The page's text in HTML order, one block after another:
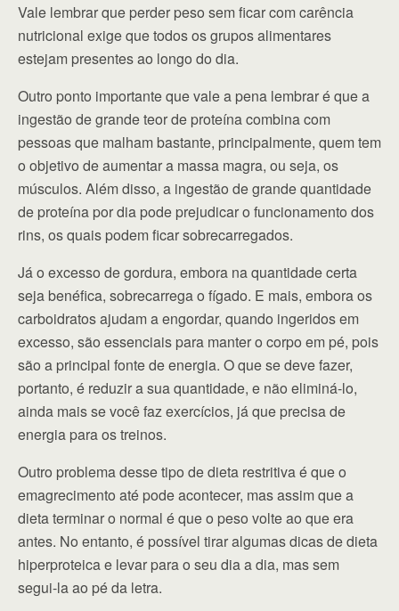
Vale lembrar que perder peso sem ficar com carência
nutricional exige que todos os grupos alimentares
estejam presentes ao longo do dia.
Outro ponto importante que vale a pena lembrar é que a
ingestão de grande teor de proteína combina com
pessoas que malham bastante, principalmente, quem tem
o objetivo de aumentar a massa magra, ou seja, os
músculos. Além disso, a ingestão de grande quantidade
de proteína por dia pode prejudicar o funcionamento dos
rins, os quais podem ficar sobrecarregados.
Já o excesso de gordura, embora na quantidade certa
seja benéfica, sobrecarrega o fígado. E mais, embora os
carboidratos ajudam a engordar, quando ingeridos em
excesso, são essenciais para manter o corpo em pé, pois
são a principal fonte de energia. O que se deve fazer,
portanto, é reduzir a sua quantidade, e não eliminá-lo,
ainda mais se você faz exercícios, já que precisa de
energia para os treinos.
Outro problema desse tipo de dieta restritiva é que o
emagrecimento até pode acontecer, mas assim que a
dieta terminar o normal é que o peso volte ao que era
antes. No entanto, é possível tirar algumas dicas de dieta
hiperproteica e levar para o seu dia a dia, mas sem
segui-la ao pé da letra.